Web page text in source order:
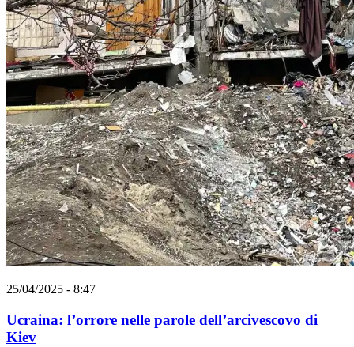
25/04/2025 - 8:47
Ucraina: l’orrore nelle parole dell’arcivescovo di
Kiev